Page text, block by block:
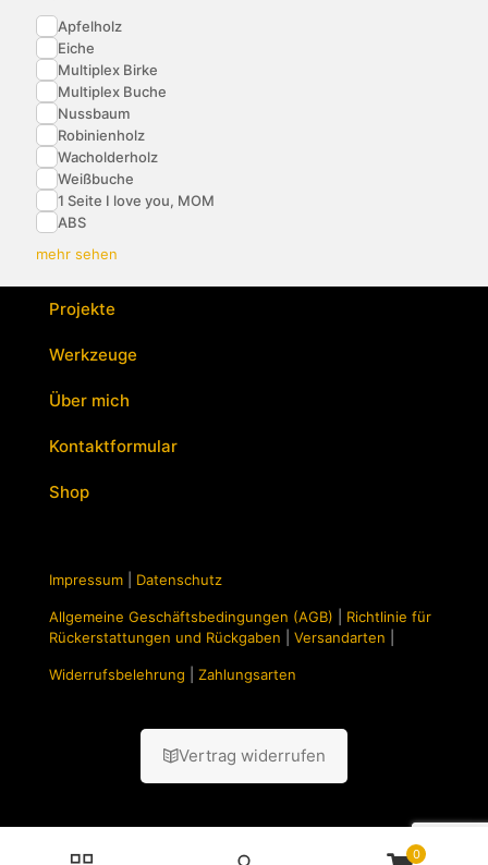
Apfelholz
Eiche
Multiplex Birke
Multiplex Buche
Nussbaum
Robinienholz
Wacholderholz
Weißbuche
1 Seite I love you, MOM
ABS
mehr sehen
Projekte
Werkzeuge
Über mich
Kontaktformular
Shop
Impressum Datenschutz
Allgemeine Geschäftsbedingungen (AGB)
Richtlinie für
Rückerstattungen und Rückgaben
Versandarten
Widerrufsbelehrung Zahlungsarten
Vertrag widerrufen
0